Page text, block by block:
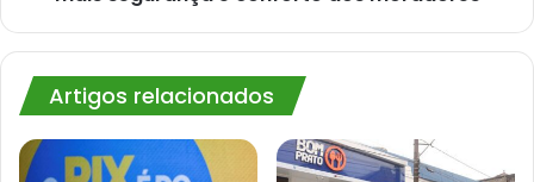
aos
Artigos relacionados